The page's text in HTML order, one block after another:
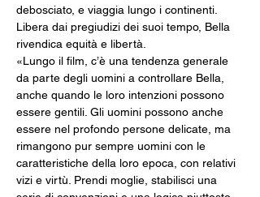
debosciato, e viaggia lungo i continenti.
Libera dai pregiudizi dei suoi tempo, Bella
rivendica equità e libertà.
«Lungo il film, c’è una tendenza generale
da parte degli uomini a controllare Bella,
anche quando le loro intenzioni possono
essere gentili. Gli uomini possono anche
essere nel profondo persone delicate, ma
rimangono pur sempre uomini con le
caratteristiche della loro epoca, con relativi
vizi e virtù. Prendi moglie, stabilisci una